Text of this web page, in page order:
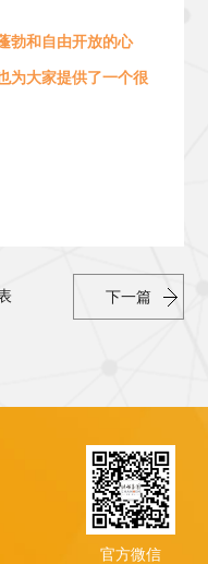
勃和 自由开放的心
为大家提供了一个很
下一篇
官方微信